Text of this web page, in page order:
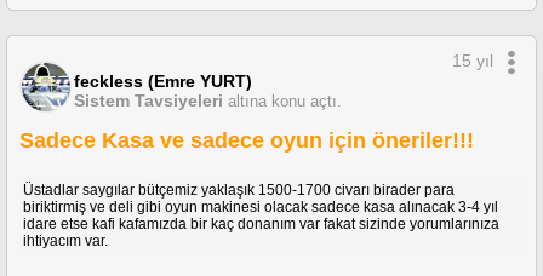
feckless (Emre YURT)
Sistem Tavsiyeleri altına konu açtı.
15 yıl
Sadece Kasa ve sadece oyun için öneriler!!!
Üstadlar saygılar bütçemiz yaklaşık 1500-1700 civarı birader para
biriktirmiş ve deli gibi oyun makinesi olacak sadece kasa alınacak 3-4 yıl
idare etse kafi kafamızda bir kaç donanım var fakat sizinde yorumlarınıza
ihtiyacım var.